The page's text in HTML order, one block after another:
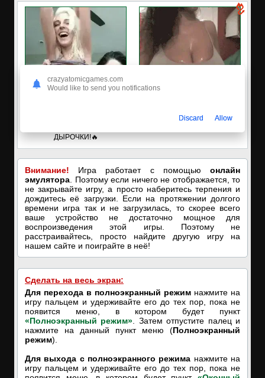
ДЫРОЧКИ!🔥
🔥ПОРНО-ЧАТ ОНЛАЙН🔥
Внимание! Игра работает с помощью онлайн
эмулятора . Поэтому если ничего не отображается, то
не закрывайте игру, а просто наберитесь терпения и
дождитесь её загрузки. Если на протяжении долгого
времени игра так и не загрузилась, то скорее всего
ваше устройство не достаточно мощное для
воспроизведения этой игры. Поэтому не
расстраивайтесь, просто найдите другую игру на
нашем сайте и поиграйте в неё!
Сделать на весь экран:
Для перехода в полноэкранный режим нажмите на
игру пальцем и удерживайте его до тех пор, пока не
появится меню, в котором будет пункт
«Полноэкранный режим» . Затем отпустите палец и
нажмите на данный пункт меню (Полноэкранный
режим).
Для выхода с полноэкранного режима нажмите на
игру пальцем и удерживайте его до тех пор, пока не
crazyatomicgames.com
Would like to send you notifications
Discard Allow